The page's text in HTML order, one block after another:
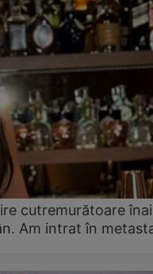
cutremurătoare
Am intrat în